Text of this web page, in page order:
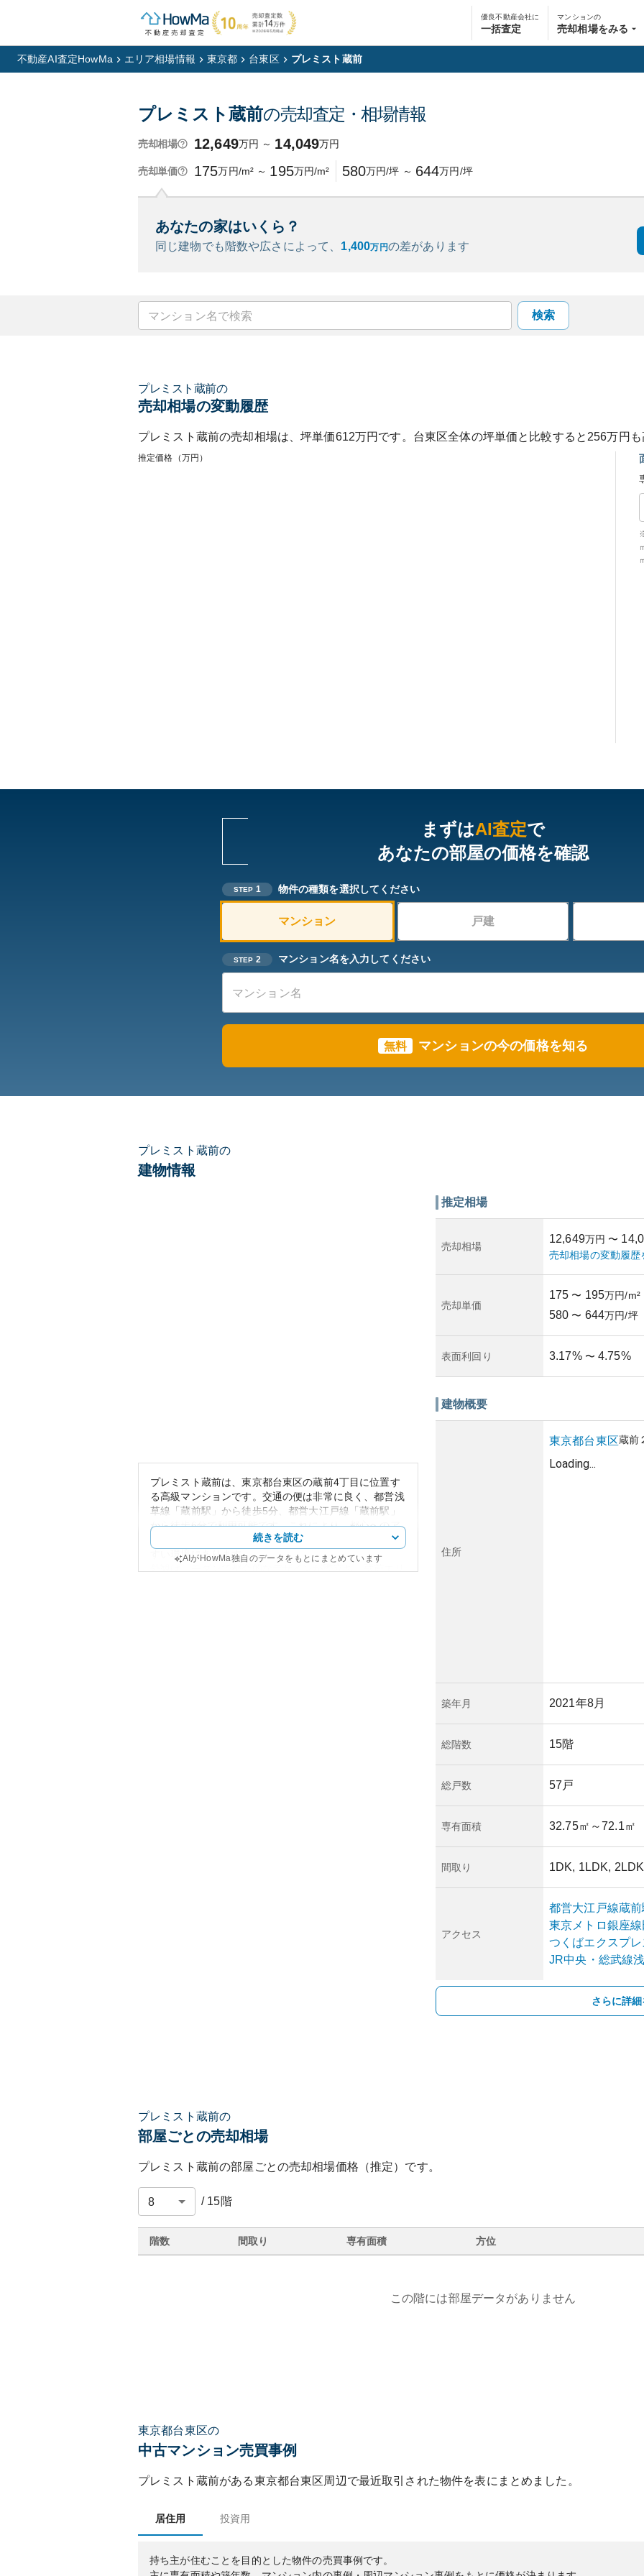
優良不動産会社に
一括査定
マンションの
売却相場をみる
不動産AI査定HowMa エリア相場情報 東京都 台東区 プレミスト蔵前
プレミスト蔵前の売却査定・相場情報
売却相場 12,649万円 ～ 14,049万円
売却単価 175万円/m² ～ 195万円/m² 580万円/坪 ～ 644万円/坪
あなたの家はいくら？
同じ建物でも階数や広さによって、 1,400万円の差があります
検索
プレミスト蔵前の
売却相場の変動履歴
プレミスト蔵前の売却相場は、坪単価612万円です。 台東区全体の坪単価と比較すると 256万円も
推定価格（万円）
まずはAI査定で
あなたの部屋の価格を確認
STEP 1 物件の種類を選択してください
マンション 戸建
STEP 2 マンション名を入力してください
無料 マンションの今の価格を知る
プレミスト蔵前の
建物情報
プレミスト蔵前は、東京都台東区の蔵前4丁目に位置す
る高級マンションです。交通の便は非常に良く、都営浅
草線「蔵前駅」から徒歩5分、都営大江戸線「蔵前駅」
から徒歩6分で利用可能です。これにより、都心へのア
クセスも容易で、ビジネスやプライベートの活動がしや
すい環境にあります。
続きを読む
AIがHowMa独自のデータをもとにまとめています
推定相場
売却相場
12,649万円 〜
売却相場の変動履歴
売却単価
175 〜 195万円/m²
580 〜 644万円/坪
表面利回り 3.17% 〜 4.75%
建物概要
住所
東京都台東区蔵前
Loading...
築年月 2021年8月
総階数 15階
総戸数 57戸
専有面積 32.75㎡ ～72.1㎡
間取り 1DK, 1LDK,
アクセス
都営大江戸線蔵前
東京メトロ銀座線
つくばエクスプ
JR中央・総武線
さらに詳
プレミスト蔵前の
部屋ごとの売却相場
プレミスト蔵前の部屋ごとの売却相場価格（推定）です。
/ 15階
階数 間取り 専有面積 方位
この階には部屋データがありません
東京都台東区の
中古マンション売買事例
プレミスト蔵前がある東京都台東区周辺で最近取引された物件を表にまとめました。
居住用 投資用
持ち主が住むことを目的とした物件の売買事例です。